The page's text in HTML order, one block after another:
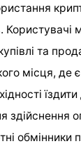
Користувачі
та
місця, де
здійснення
обмінники